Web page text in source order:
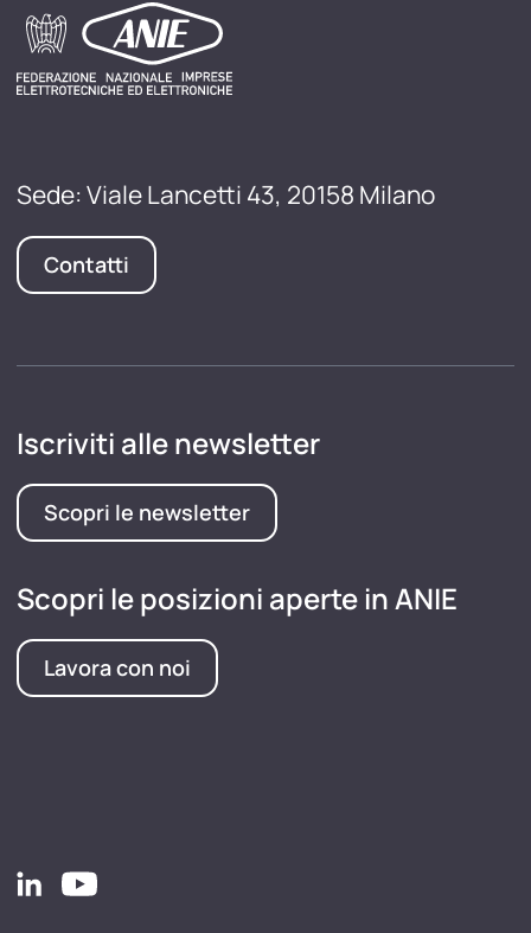
Sede: Viale Lancetti 43, 20158 Milano
Contatti
Iscriviti alle newsletter
Scopri le newsletter
Scopri le posizioni aperte in ANIE
Lavora con noi